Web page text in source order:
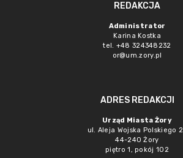
REDAKCJA
Administrator
Karina Kostka
tel. +48 324348232
or@um.zory.pl
ADRES REDAKCJI
Urząd Miasta Żory
ul. Aleja Wojska Polskiego
44-240 Żory
piętro 1, pokój 102